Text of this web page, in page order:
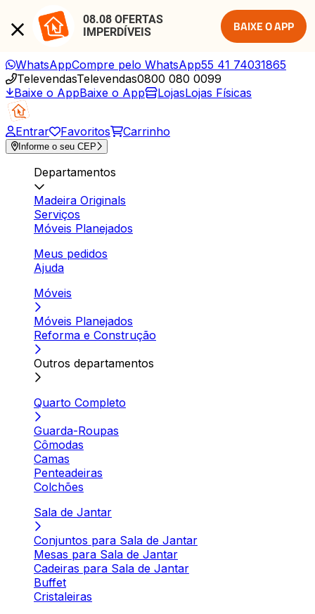
08.08 OFERTAS
IMPERDÍVEIS
BAIXE O APP
WhatsAppCompre pelo WhatsApp55 41 74031865
TelevendasTelevendas0800 080 0099
Baixe o AppBaixe o App LojasLojas Físicas
Entrar Favoritos Carrinho
Informe o seu CEP
Departamentos
Madeira Originals
Serviços
Móveis Planejados
Meus pedidos
Ajuda
Móveis
Móveis Planejados
Reforma e Construção
Outros departamentos
Quarto Completo
Guarda-Roupas
Cômodas
Camas
Penteadeiras
Colchões
Sala de Jantar
Conjuntos para Sala de Jantar
Mesas para Sala de Jantar
Cadeiras para Sala de Jantar
Buffet
Cristaleiras